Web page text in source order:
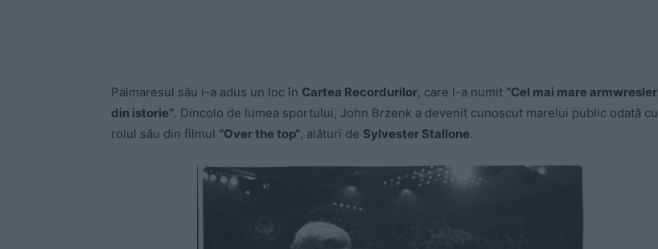
Palmaresul său i-a adus un loc în Cartea Recordurilor, care l-a numit “Cel mai mare armwresler
din istorie“. Dincolo de lumea sportului, John Brzenk a devenit cunoscut marelui public odată cu
rolul său din filmul “Over the top“, alături de Sylvester Stallone.